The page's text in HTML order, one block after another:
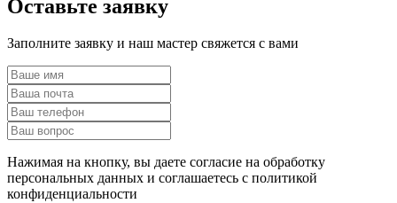
Оставьте заявку
Заполните заявку и наш мастер свяжется с вами
Нажимая на кнопку, вы даете согласие на обработку
персональных данных и соглашаетесь c политикой
конфиденциальности